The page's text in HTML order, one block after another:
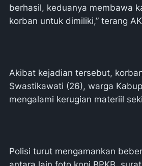
berhasil, keduanya membawa
korban untuk dimiliki,” terang
Akibat kejadian tersebut,
Swastikawati (26), warga
mengalami kerugian materiil
Polisi turut mengamankan